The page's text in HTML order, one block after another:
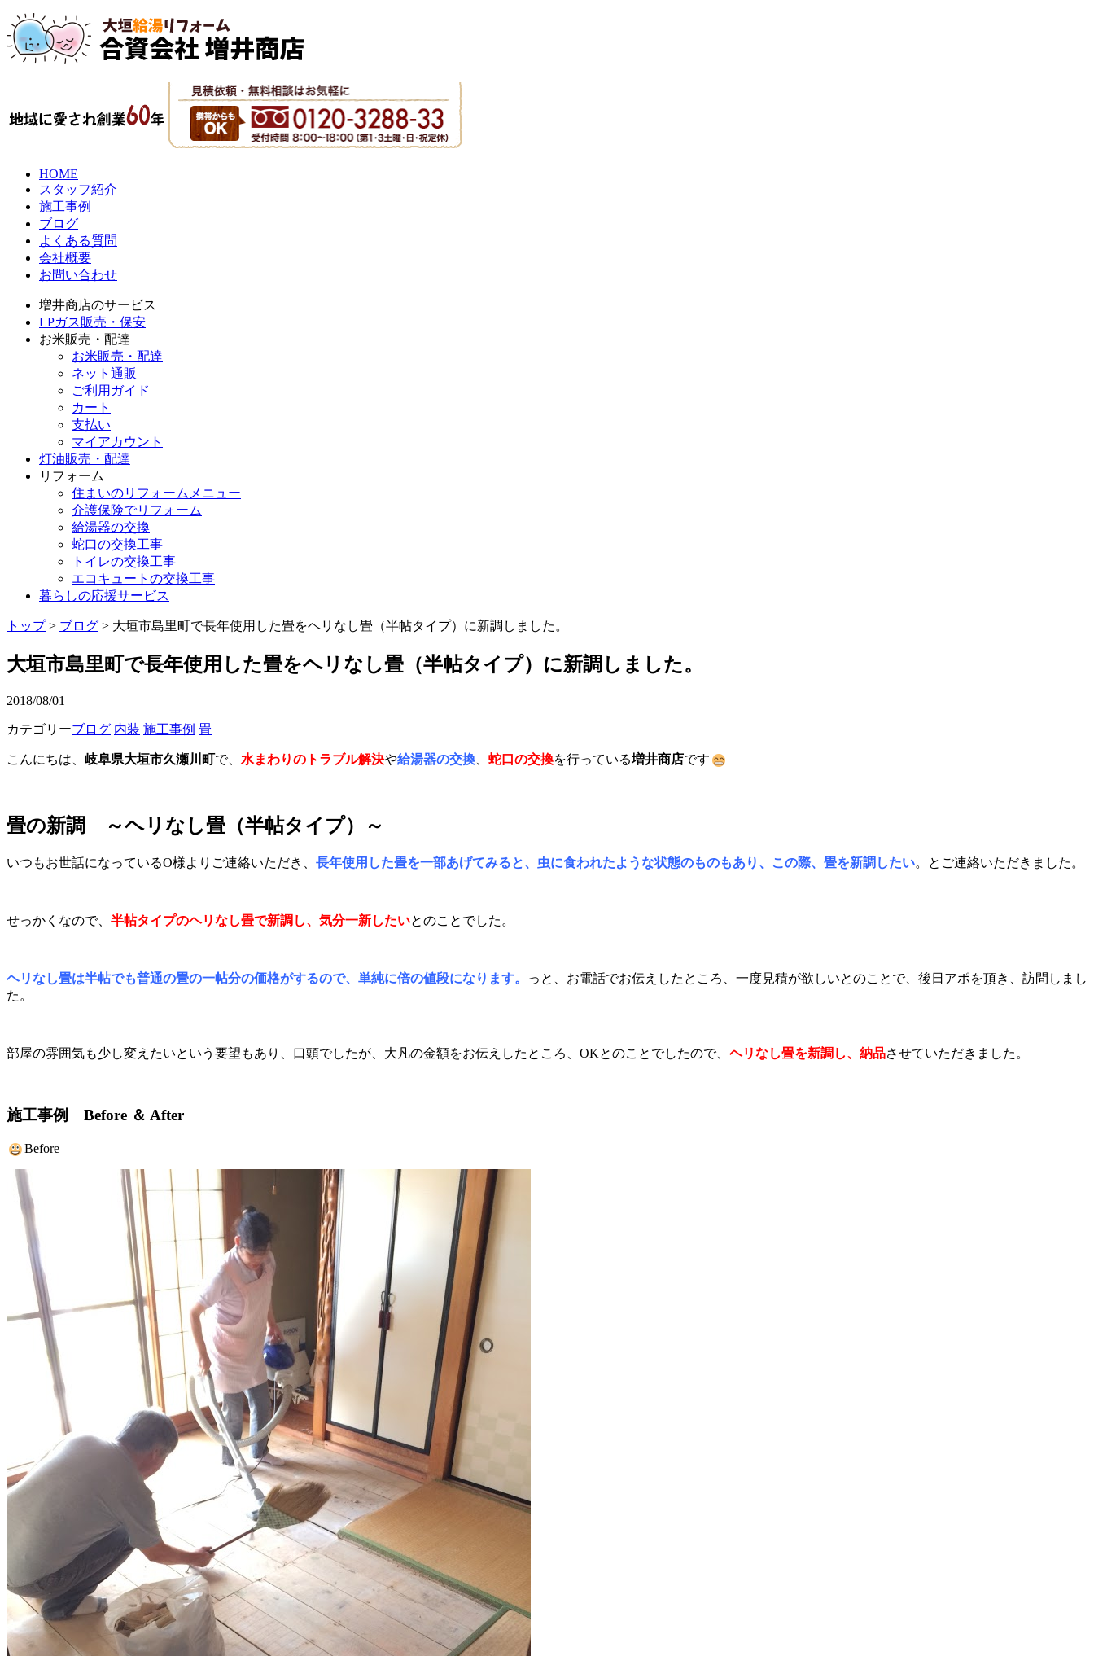
HOME
スタッフ紹介
施工事例
ブログ
よくある質問
会社概要
お問い合わせ
増井商店のサービス
LPガス販売・保安
お米販売・配達
お米販売・配達
ネット通販
ご利用ガイド
カート
支払い
マイアカウント
灯油販売・配達
リフォーム
住まいのリフォームメニュー
介護保険でリフォーム
給湯器の交換
蛇口の交換工事
トイレの交換工事
エコキュートの交換工事
暮らしの応援サービス
トップ> ブログ > 大垣市島里町で長年使用した畳をヘリなし畳（半帖タイプ）に新調しました。
大垣市島里町で長年使用した畳をヘリなし畳（半帖タイプ）に新調しました。
2018/08/01
カテゴリーブログ 内装 施工事例 畳
こんにちは、 岐阜県大垣市久瀬川町で、 水まわりのトラブル解決や給湯器の交換 蛇口の交換を行っている増井商店です
畳の新調 ～ヘリなし畳（半帖タイプ）～
いつもお世話になっているO様よりご連絡いただき、 長年使用した畳を一部あげてみると、虫に食われたような状態のものもあり、この際、畳を新調したい。とご連絡いただきました。
せっかくなので、 半帖タイプのヘリなし畳で新調し、気分一新したいとのことでした。
ヘリなし畳は半帖でも普通の畳の一帖分の価格がするので、単純に倍の値段になります。
っと、お電話でお伝えしたところ、一度見積が欲しいとのことで、後日アポを頂き、訪問しまし
た。
部屋の雰囲気も少し変えたいという要望もあり、口頭でしたが、大凡の金額をお伝えしたところ、OKとのことでしたので、 ヘリなし畳を新調し、納品させていただきました。
施工事例 Before ＆ After
Before